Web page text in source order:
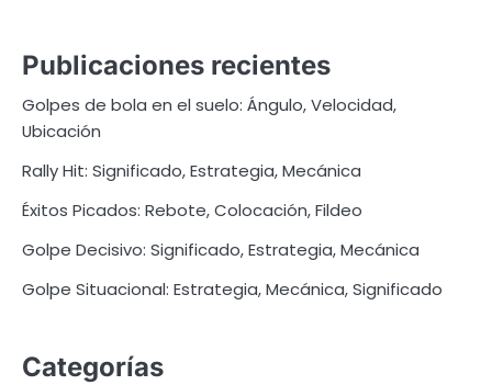
Publicaciones recientes
Golpes de bola en el suelo: Ángulo, Velocidad,
Ubicación
Rally Hit: Significado, Estrategia, Mecánica
Éxitos Picados: Rebote, Colocación, Fildeo
Golpe Decisivo: Significado, Estrategia, Mecánica
Golpe Situacional: Estrategia, Mecánica, Significado
Categorías